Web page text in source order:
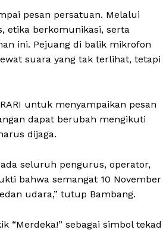
pesan persatuan. Melalui
etika berkomunikasi, serta
ini. Pejuang di balik mikrofon
suara yang tak terlihat, tetapi
untuk menyampaikan pesan
dapat berubah mengikuti
dijaga.
seluruh pengurus, operator,
bahwa semangat 10 November
udara,” tutup Bambang.
“Merdeka!” sebagai simbol tekad